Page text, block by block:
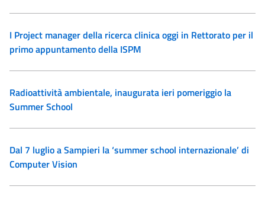
I Project manager della ricerca clinica oggi in Rettorato per il
primo appuntamento della ISPM
Radioattività ambientale, inaugurata ieri pomeriggio la
Summer School
Dal 7 luglio a Sampieri la ‘summer school internazionale’ di
Computer Vision